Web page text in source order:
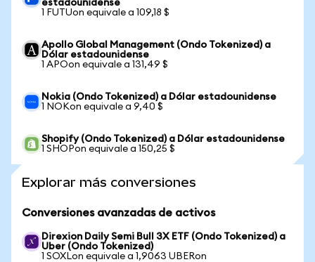
estadounidense
1 FUTUon equivale a 109,18 $
Apollo Global Management (Ondo Tokenized) a
Dólar estadounidense
1 APOon equivale a 131,49 $
Nokia (Ondo Tokenized) a Dólar estadounidense
1 NOKon equivale a 9,40 $
Shopify (Ondo Tokenized) a Dólar estadounidense
1 SHOPon equivale a 150,25 $
Explorar más conversiones
Conversiones avanzadas de activos
Direxion Daily Semi Bull 3X ETF (Ondo Tokenized) a
Uber (Ondo Tokenized)
1 SOXLon equivale a 1,9063 UBERon